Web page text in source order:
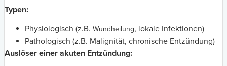
Typen:
Physiologisch (z.B. Wundheilung, lokale Infektionen)
Pathologisch (z.B. Malignität, chronische Entzündung)
Auslöser einer akuten Entzündung: